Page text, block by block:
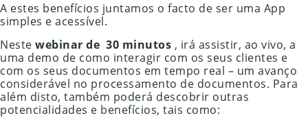
A estes benefícios juntamos o facto de ser uma App
simples e acessível.
Neste webinar de 30 minutos , irá assistir, ao vivo, a
uma demo de como interagir com os seus clientes e
com os seus documentos em tempo real – um avanço
considerável no processamento de documentos. Para
além disto, também poderá descobrir outras
potencialidades e benefícios, tais como: